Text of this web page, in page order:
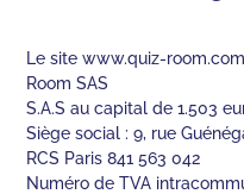
Le site www.quiz-
Room SAS
S.A.S au capital de 1.503
Siège social : 9, rue
RCS Paris 841 563 042
Numéro de TVA